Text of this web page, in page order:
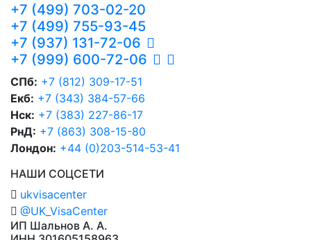
+7 (499) 703-02-20
+7 (499) 755-93-45
+7 (937) 131-72-06
+7 (999) 600-72-06
СПб: +7 (812) 309-17-51
Екб: +7 (343) 384-57-66
Нск: +7 (383) 227-86-17
РнД: +7 (863) 308-15-80
Лондон: +44 (0)203-514-53-41
НАШИ СОЦСЕТИ
ukvisacenter
@UK_VisaCenter
ИП Шальнов А. А.